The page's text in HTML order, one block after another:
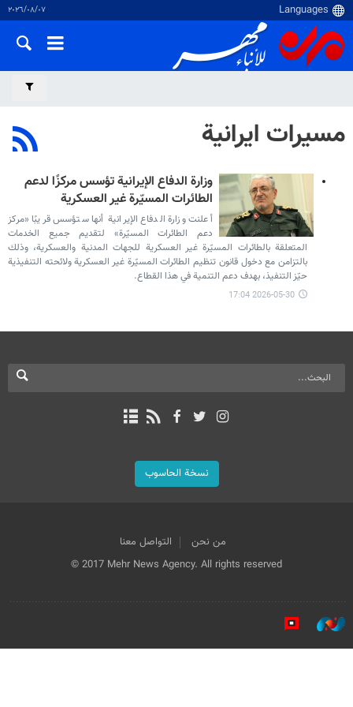
٠٧‏/٠٨‏/٢٠٢٦
مسيرات ايرانية
وزارة الدفاع الإيرانية تؤسس مركزًا لدعم
الطائرات المسيّرة غير العسكرية
أعلنت وزارة الدفاع الإيرانية أنها ستؤسس قريبًا «مركز
دعم الطائرات المسيّرة» لتقديم جميع الخدمات
المتعلقة بالطائرات المسيّرة غير العسكرية للجهات المدنية والعسكرية، وذلك
بالتزامن مع دخول قانون تنظيم الطائرات المسيّرة غير العسكرية ولائحته التنفيذية
حيّز التنفيذ، بهدف دعم التنمية في هذا القطاع.
2026-05-30 17:04
نسخة الحاسوب
من نحن
التواصل معنا
© 2017 Mehr News Agency. All rights reserved